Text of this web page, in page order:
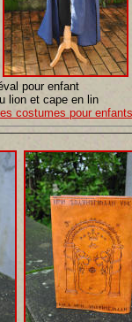
pour enfant
lion et cape en lin
costumes pour enfants